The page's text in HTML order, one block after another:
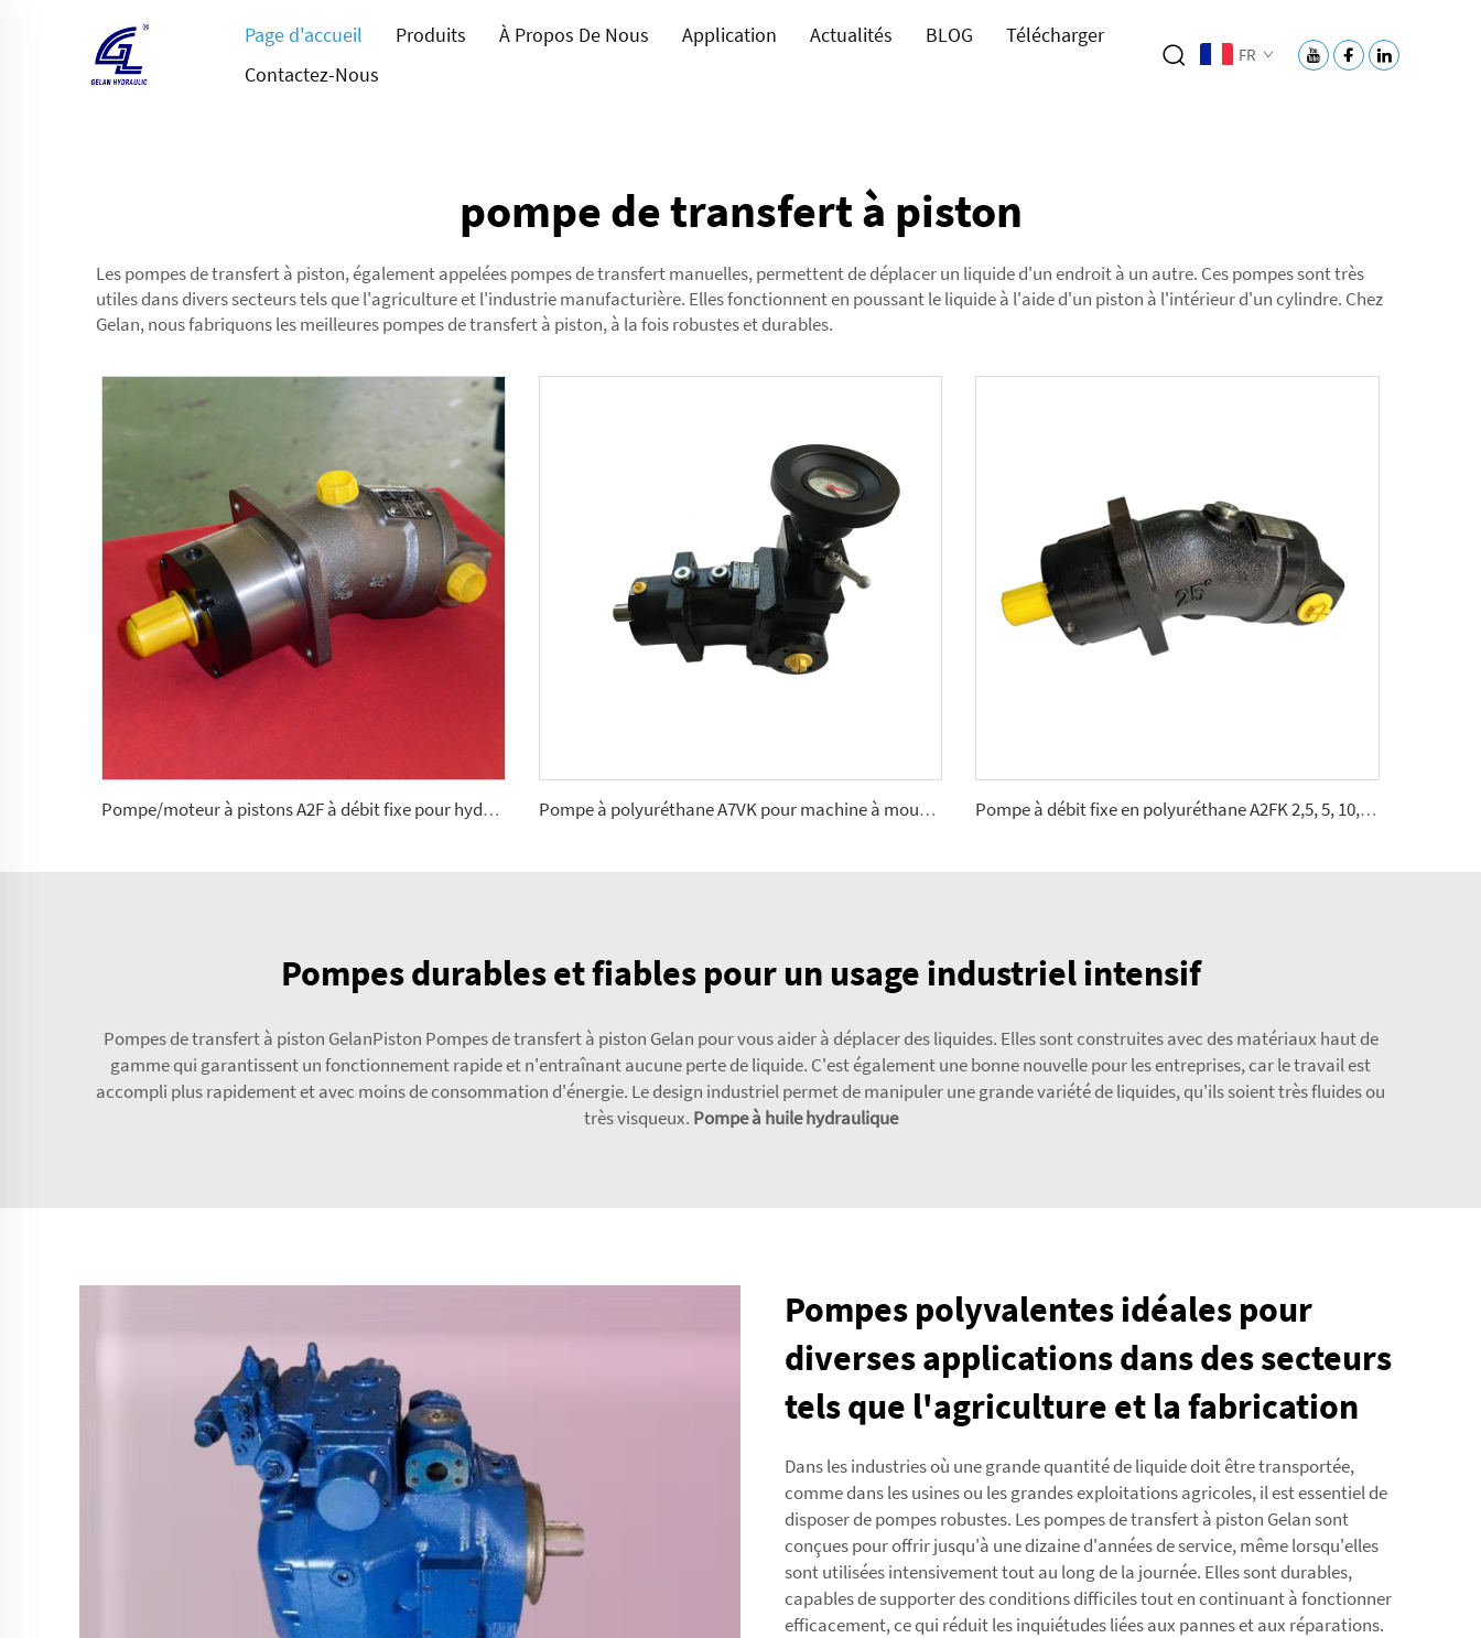
Page d'accueil Produits À Propos De Nous Application Actualités BLOG
Télécharger
Contactez-Nous
FR
pompe de transfert à piston
Les pompes de transfert à piston, également appelées pompes de transfert manuelles, permettent de déplacer un liquide d'un endroit à un autre. Ces pompes sont très
utiles dans divers secteurs tels que l'agriculture et l'industrie manufacturière. Elles fonctionnent en poussant le liquide à l'aide d'un piston à l'intérieur d'un cylindre. Chez
Gelan, nous fabriquons les meilleures pompes de transfert à piston, à la fois robustes et durables.
Pompe/moteur à pistons A2F à débit fixe pour hydraulique mobile exigeante 2,5, 5, 10, 12, 28 Pompe à polyuréthane A7VK pour machine à mousse. Tailles 12, 28 Pompe à débit fixe en polyuréthane A2FK 2,5, 5, 10, 12, 23, 28, 55, 80, 107 (cmᶟ ⁄tr)
Pompes durables et fiables pour un usage industriel intensif
Pompes de transfert à piston GelanPiston Pompes de transfert à piston Gelan pour vous aider à déplacer des liquides. Elles sont construites avec des matériaux haut de
gamme qui garantissent un fonctionnement rapide et n'entraînant aucune perte de liquide. C'est également une bonne nouvelle pour les entreprises, car le travail est
accompli plus rapidement et avec moins de consommation d'énergie. Le design industriel permet de manipuler une grande variété de liquides, qu'ils soient très fluides ou
très visqueux. Pompe à huile hydraulique
Pompes polyvalentes idéales pour
diverses applications dans des secteurs
tels que l'agriculture et la fabrication
Dans les industries où une grande quantité de liquide doit être transportée,
comme dans les usines ou les grandes exploitations agricoles, il est essentiel de
disposer de pompes robustes. Les pompes de transfert à piston Gelan sont
conçues pour offrir jusqu'à une dizaine d'années de service, même lorsqu'elles
sont utilisées intensivement tout au long de la journée. Elles sont durables,
capables de supporter des conditions difficiles tout en continuant à fonctionner
efficacement, ce qui réduit les inquiétudes liées aux pannes et aux réparations.